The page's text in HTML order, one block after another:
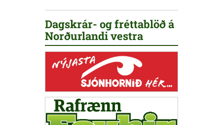
Dagskrár- og fréttablöð á
Norðurlandi vestra